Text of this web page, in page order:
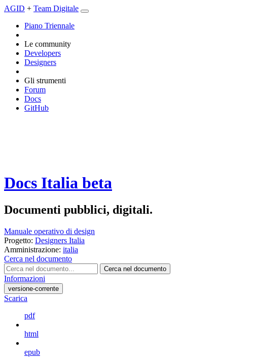
AGID + Team Digitale
Piano Triennale
Le community
Developers
Designers
Gli strumenti
Forum
Docs
GitHub
Docs Italia beta
Documenti pubblici, digitali.
Manuale operativo di design
Progetto: Designers Italia
Amministrazione: italia
Cerca nel documento
Cerca nel documento
Informazioni
versione-corrente
Scarica
pdf
html
epub